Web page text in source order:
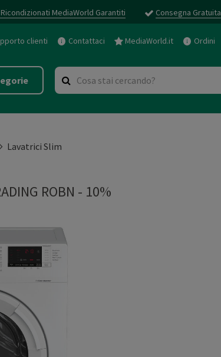
MediaWorld Garantiti Consegna Gratuita
clienti Contattaci MediaWorld.it Ordini
Lavatrici Slim
ROBN - 10%